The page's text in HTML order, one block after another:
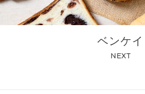
ベンケイ
NEXT